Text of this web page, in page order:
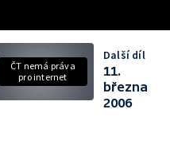
ČT nemá práva
pro internet
Další díl
11.
března
2006